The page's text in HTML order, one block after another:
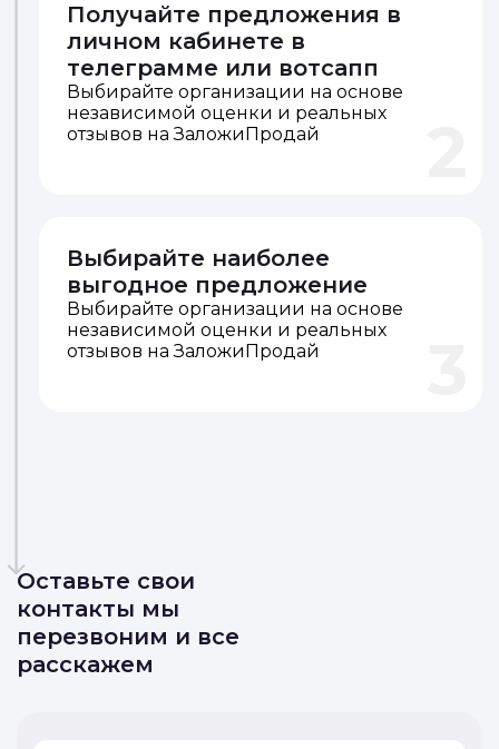
Получайте предложения в
личном кабинете в
телеграмме или вотсапп
Выбирайте организации на основе
независимой оценки и реальных
отзывов на ЗаложиПродай
Выбирайте наиболее
выгодное предложение
Выбирайте организации на основе
независимой оценки и реальных
отзывов на ЗаложиПродай
Оставьте свои
контакты мы
перезвоним и все
расскажем